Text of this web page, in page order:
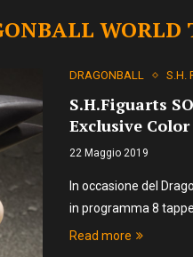
WORLD
DRAGONBALL S.H.
S.H.Figuarts
Exclusive
22 Maggio 2019
In occasione del
in programma 8
Read more